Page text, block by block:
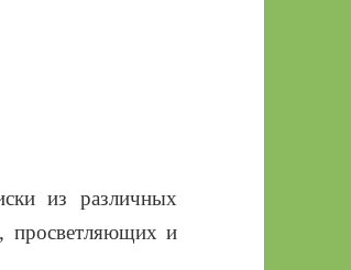
из различных
просветляющих и